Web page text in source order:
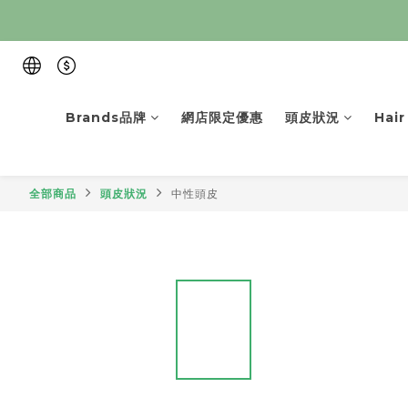
Brands品牌 網店限定優惠 頭皮狀況 Hair
全部商品 頭皮狀況 中性頭皮